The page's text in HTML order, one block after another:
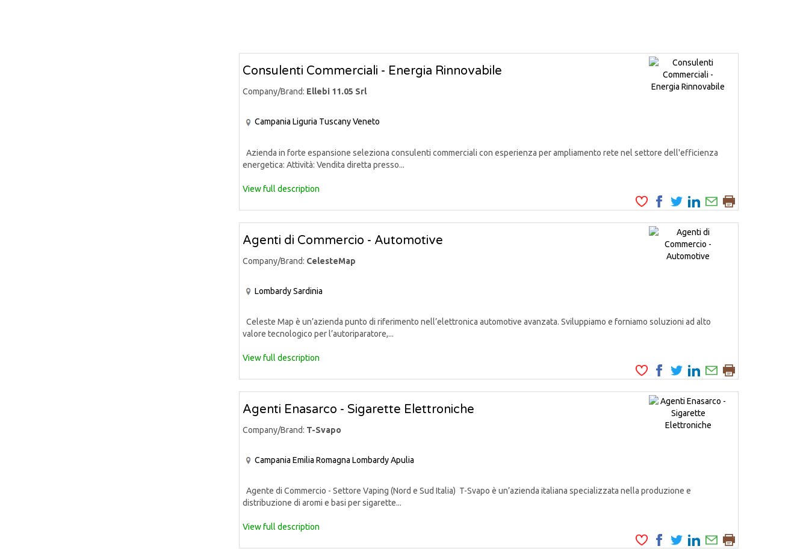
Consulenti Commerciali - Energia Rinnovabile
Company/Brand: Ellebi 11.05 Srl
Campania Liguria TuscanyVeneto
Azienda in forte espansione seleziona consulenti commerciali con esperienza per ampliamento rete nel settore dell'efficienza
energetica: Attività: Vendita diretta presso...
View full description
Agenti di Commercio - Automotive
Company/Brand: CelesteMap
LombardySardinia
Celeste Map è un’azienda punto di riferimento nell’elettronica automotive avanzata. Sviluppiamo e forniamo soluzioni ad alto
valore tecnologico per l’autoriparatore,...
View full description
Agenti Enasarco - Sigarette Elettroniche
Company/Brand: T-Svapo
Campania Emilia Romagna LombardyApulia
Agente di Commercio - Settore Vaping (Nord e Sud Italia) T-Svapo è un’azienda italiana specializzata nella produzione e
distribuzione di aromi e basi per sigarette...
View full description